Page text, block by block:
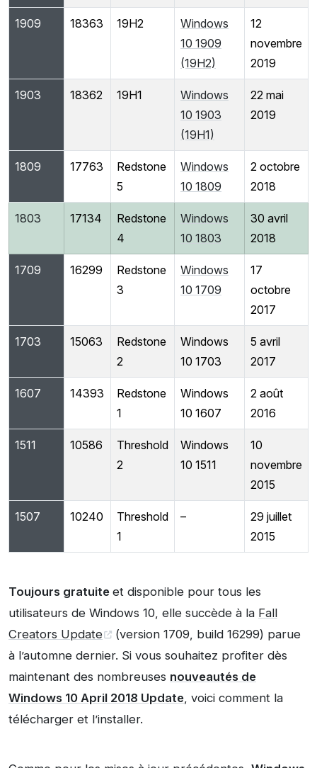
1909 18363 19H2
Windows
10 1909
(19H2)
12
novembre
2019
1903 18362 19H1
Windows
10 1903
(19H1)
22 mai
2019
1809 17763
Redstone
5
Windows
10 1809
2 octobre
2018
1803 17134
Redstone
4
Windows
10 1803
30 avril
2018
1709 16299
Redstone
3
Windows
10 1709
17
octobre
2017
1703 15063
Redstone
2
Windows
10 1703
5 avril
2017
1607 14393
Redstone
1
Windows
10 1607
2 août
2016
1511 10586
Threshold
2
Windows
10 1511
10
novembre
2015
1507 10240
Threshold
1
–
29 juillet
2015
Toujours gratuite et disponible pour tous les
utilisateurs de Windows 10, elle succède à la Fall
Creators Update
(version 1709, build 16299) parue
à l’automne dernier. Si vous souhaitez profiter dès
maintenant des nombreuses nouveautés de
Windows 10 April 2018 Update, voici comment la
télécharger et l’installer.